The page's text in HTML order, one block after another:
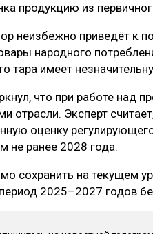
продукцию из
неизбежно приведёт к
народного
тара имеет
что при работе над
отрасли. Эксперт
оценку
не ранее 2028 года.
сохранить на текущем
2025–2027 годов